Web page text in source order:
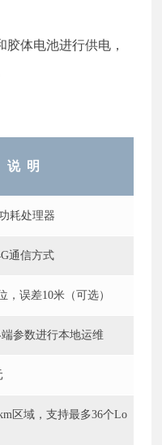
体电池进行供电，
说 明
耗处理器
通信方式
，误差10米（可选）
端参数进行本地运维
区域，支持最多36个Lo